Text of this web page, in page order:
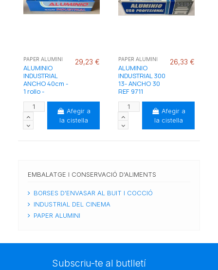
PAPER ALUMINI
ALUMINIO
INDUSTRIAL
ANCHO 40cm -
1 rollo -
29,23 €
Afegir a
la cistella
PAPER ALUMINI
ALUMINIO
INDUSTRIAL 300
13- ANCHO 30
REF 9711
26,33 €
Afegir a
la cistella
EMBALATGE I CONSERVACIÓ D'ALIMENTS
BORSES D'ENVASAR AL BUIT I COCCIÓ
INDUSTRIAL DEL CINEMA
PAPER ALUMINI
Subscriu-te al butlletí